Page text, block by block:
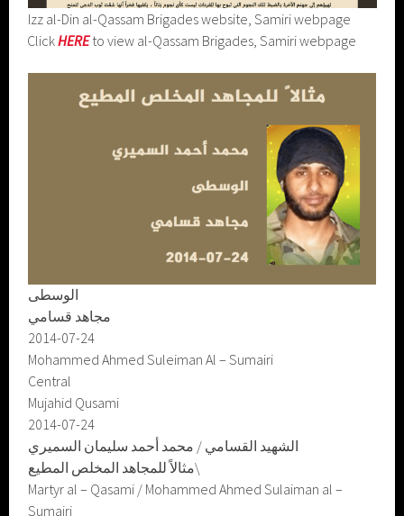
Izz al-Din al-Qassam Brigades website, Samiri webpage
ClickHEREto view al-Qassam Brigades, Samiri webpage
الوسطى
مجاهد قسامي
2014-07-24
Mohammed Ahmed Suleiman Al – Sumairi
Central
Mujahid Qusami
2014-07-24
الشهيد القسامي / محمد أحمد سليمان السميري
مثالاً للمجاهد المخلص المطيع\
Martyr al – Qasami / Mohammed Ahmed Sulaiman al –
Sumairi